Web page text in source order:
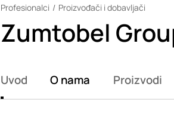
Profesionalci Proizvođači i dobavljači
Zumtobel
Uvod O nama Proizvodi